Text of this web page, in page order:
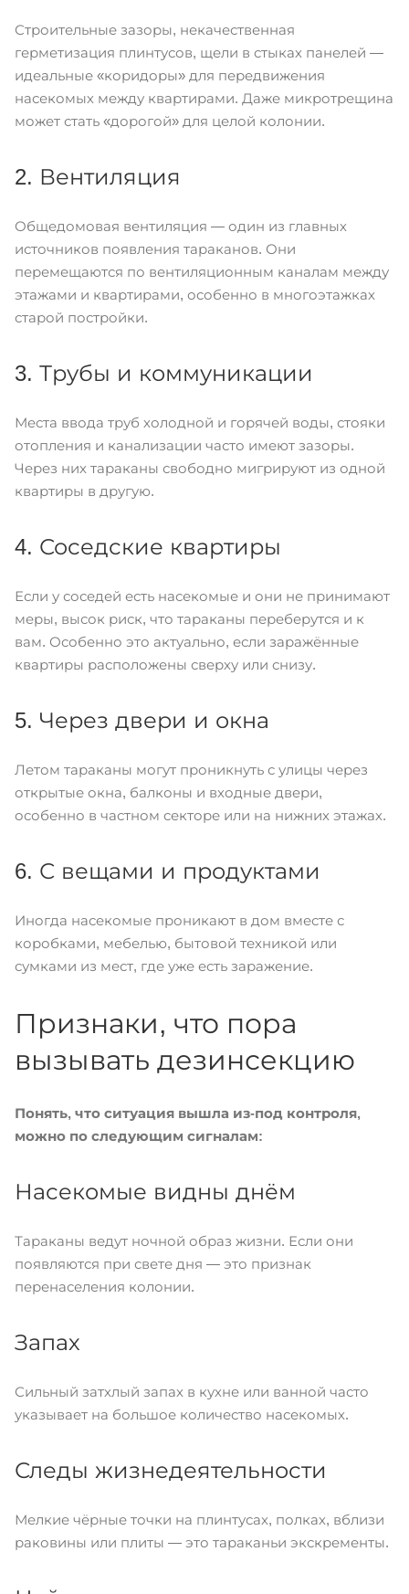
Строительные зазоры, некачественная
герметизация плинтусов, щели в стыках панелей —
идеальные «коридоры» для передвижения
насекомых между квартирами. Даже микротрещина
может стать «дорогой» для целой колонии.
2. Вентиляция
Общедомовая вентиляция — один из главных
источников появления тараканов. Они
перемещаются по вентиляционным каналам между
этажами и квартирами, особенно в многоэтажках
старой постройки.
3. Трубы и коммуникации
Места ввода труб холодной и горячей воды, стояки
отопления и канализации часто имеют зазоры.
Через них тараканы свободно мигрируют из одной
квартиры в другую.
4. Соседские квартиры
Если у соседей есть насекомые и они не принимают
меры, высок риск, что тараканы переберутся и к
вам. Особенно это актуально, если заражённые
квартиры расположены сверху или снизу.
5. Через двери и окна
Летом тараканы могут проникнуть с улицы через
открытые окна, балконы и входные двери,
особенно в частном секторе или на нижних этажах.
6. С вещами и продуктами
Иногда насекомые проникают в дом вместе с
коробками, мебелью, бытовой техникой или
сумками из мест, где уже есть заражение.
Признаки, что пора
вызывать дезинсекцию
Понять, что ситуация вышла из-под контроля,
можно по следующим сигналам:
Насекомые видны днём
Тараканы ведут ночной образ жизни. Если они
появляются при свете дня — это признак
перенаселения колонии.
Запах
Сильный затхлый запах в кухне или ванной часто
указывает на большое количество насекомых.
Следы жизнедеятельности
Мелкие чёрные точки на плинтусах, полках, вблизи
раковины или плиты — это тараканьи экскременты.